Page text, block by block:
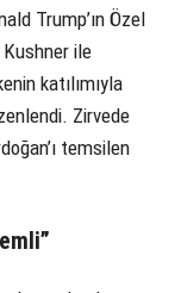
Trump’ın Özel
ile
katılımıyla
Zirvede
temsilen